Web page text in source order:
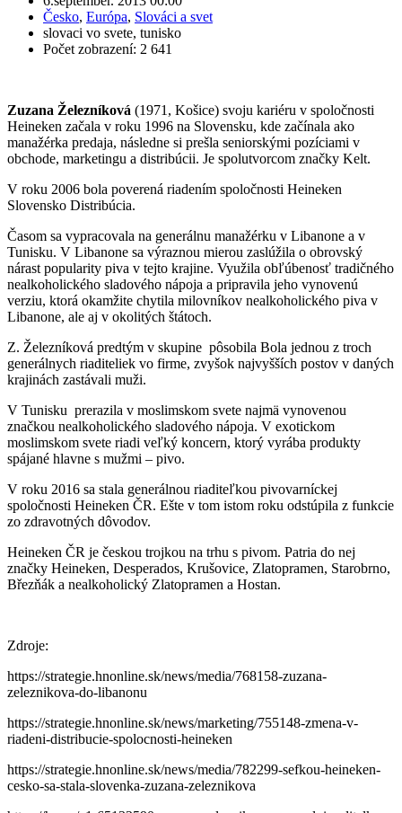
Česko, Európa, Slováci a svet
slovaci vo svete, tunisko
Počet zobrazení: 2 641
Zuzana Železníková (1971, Košice) svoju kariéru v spoločnosti
Heineken začala v roku 1996 na Slovensku, kde začínala ako
manažérka predaja, následne si prešla seniorskými pozíciami v
obchode, marketingu a distribúcii. Je spolutvorcom značky Kelt.
V roku 2006 bola poverená riadením spoločnosti Heineken
Slovensko Distribúcia.
Časom sa vypracovala na generálnu manažérku v Libanone a v
Tunisku. V Libanone sa výraznou mierou zaslúžila o obrovský
nárast popularity piva v tejto krajine. Využila obľúbenosť tradičného
nealkoholického sladového nápoja a pripravila jeho vynovenú
verziu, ktorá okamžite chytila milovníkov nealkoholického piva v
Libanone, ale aj v okolitých štátoch.
Z. Železníková predtým v skupine pôsobila Bola jednou z troch
generálnych riaditeliek vo firme, zvyšok najvyšších postov v daných
krajinách zastávali muži.
V Tunisku prerazila v moslimskom svete najmä vynovenou
značkou nealkoholického sladového nápoja. V exotickom
moslimskom svete riadi veľký koncern, ktorý vyrába produkty
spájané hlavne s mužmi – pivo.
V roku 2016 sa stala generálnou riaditeľkou pivovarníckej
spoločnosti Heineken ČR. Ešte v tom istom roku odstúpila z funkcie
zo zdravotných dôvodov.
Heineken ČR je českou trojkou na trhu s pivom. Patria do nej
značky Heineken, Desperados, Krušovice, Zlatopramen, Starobrno,
Březňák a nealkoholický Zlatopramen a Hostan.
Zdroje:
https://strategie.hnonline.sk/news/media/768158-zuzana-
zeleznikova-do-libanonu
https://strategie.hnonline.sk/news/marketing/755148-zmena-v-
riadeni-distribucie-spolocnosti-heineken
https://strategie.hnonline.sk/news/media/782299-sefkou-heineken-
cesko-sa-stala-slovenka-zuzana-zeleznikova